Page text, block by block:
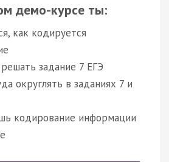
демо-курсе ты:
как кодируется
задание 7 ЕГЭ
округлять в заданиях 7 и
кодирование информации